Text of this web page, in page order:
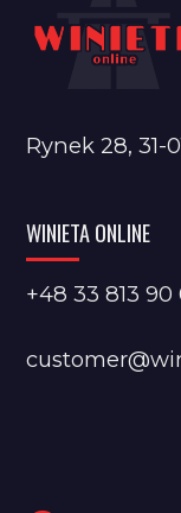
Rynek 28, 31-
WINIETA ONLINE
+48 33 813 90